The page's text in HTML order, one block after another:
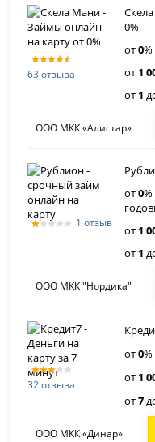
63 отзыва
0%
от0
от 1
от 1
ООО МКК «Алистар»
1 отзыв
от0
от 1
от 1
ООО МКК "Нордика"
32 отзыва
от0
от 1
от7
ООО МКК «Динар»